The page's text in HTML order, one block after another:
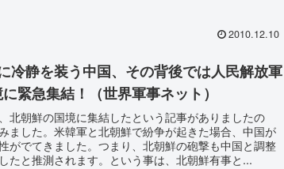
2010.12.10
冷静を装う中国、その背後では人民解放軍
緊急集結！（世界軍事ネット）
北朝鮮の国境に集結したという記事がありましたの
ました。米韓軍と北朝鮮で紛争が起きた場合、中国が
がでてきました。つまり、北朝鮮の砲撃も中国と調整
たと推測されます。という事は、北朝鮮有事と...